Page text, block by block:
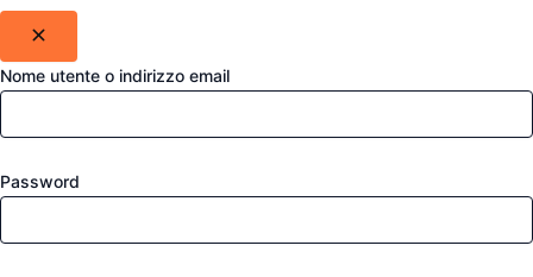
Nome utente o indirizzo email
Password